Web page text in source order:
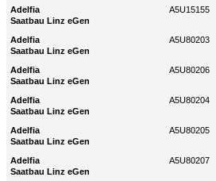
Adelfia
Saatbau Linz eGen
A5U15155
Adelfia
Saatbau Linz eGen
A5U80203
Adelfia
Saatbau Linz eGen
A5U80206
Adelfia
Saatbau Linz eGen
A5U80204
Adelfia
Saatbau Linz eGen
A5U80205
Adelfia
Saatbau Linz eGen
A5U80207